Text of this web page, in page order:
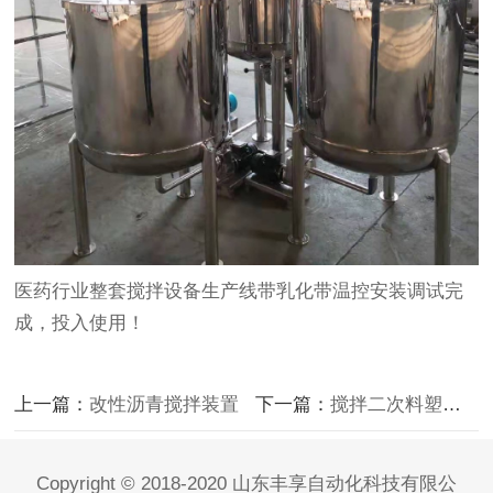
医药行业整套搅拌设备生产线带乳化带温控安装调试完
成，投入使用！
上一篇： 改性沥青搅拌装置 下一篇：搅拌二次料塑料颗粒不锈钢烘干立式搅拌机客户回传照片反应使用良好
Copyright © 2018-2020 山东丰享自动化科技有限公